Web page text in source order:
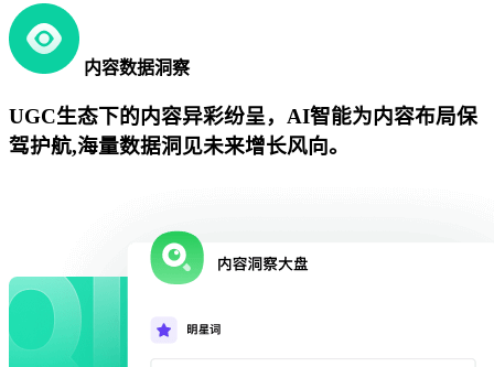
内容数据洞察
UGC生态下的内容异彩纷呈，AI智能为内容布局保
驾护航,海量数据洞见未来增长风向。